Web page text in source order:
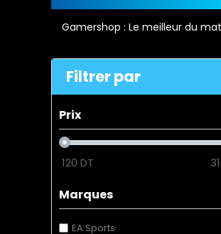
Gamershop : Le meilleur du
Filtrer par
Prix
120 DT
Marques
EA Sports